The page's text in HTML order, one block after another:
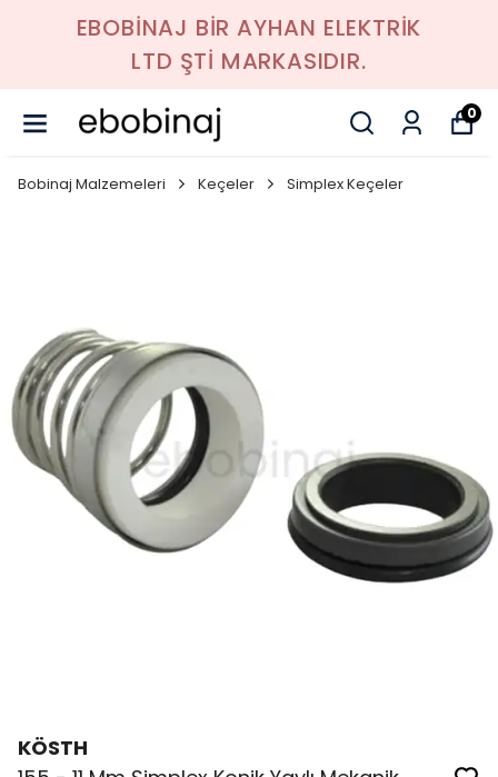
EBOBİNAJ BİR AYHAN ELEKTRİK
LTD ŞTİ MARKASIDIR.
0
Bobinaj Malzemeleri Keçeler Simplex Keçeler
KÖSTH